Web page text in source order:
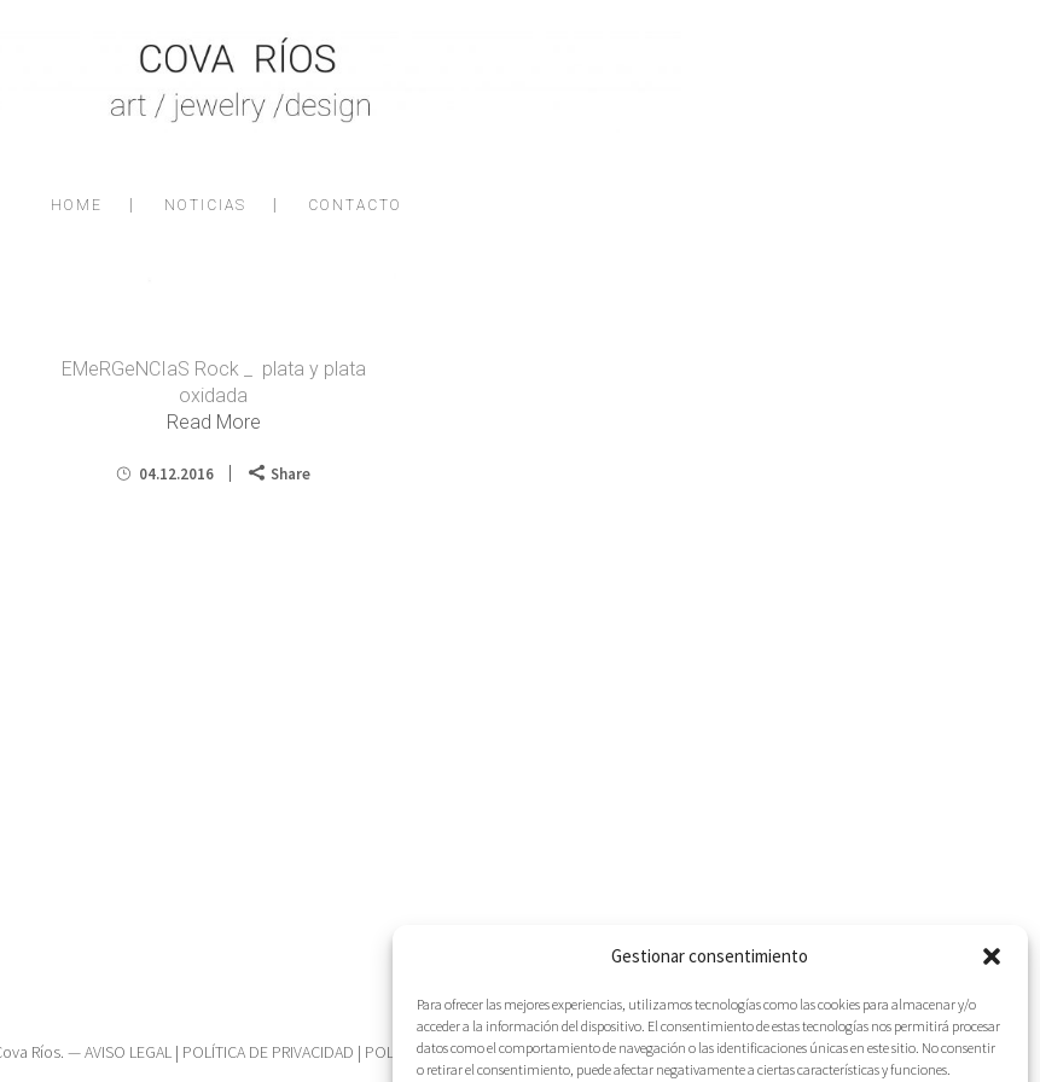
Gestionar consentimiento
Para ofrecer las mejores experiencias, utilizamos tecnologías como las cookies para almacenar y/o
acceder a la información del dispositivo. El consentimiento de estas tecnologías nos permitirá procesar
datos como el comportamiento de navegación o las identificaciones únicas en este sitio. No consentir
o retirar el consentimiento, puede afectar negativamente a ciertas características y funciones.
HOME NOTICIAS CONTACTO
EMeRGeNCIaS Rock _ plata y plata
oxidada
Read More
04.12.2016 Share
Ríos. —AVISO LEGAL | POLÍTICA DE PRIVACIDAD | POLÍTICA DE COOKIES